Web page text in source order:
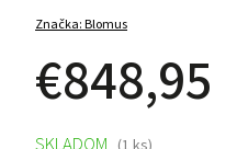
Značka:Blomus
€848,95